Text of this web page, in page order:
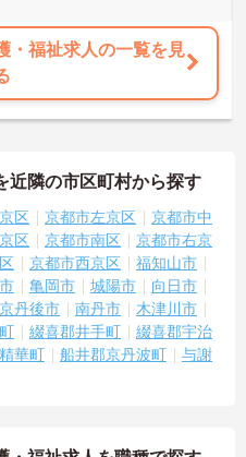
・福祉求人の一覧を見
近隣の市区町村から探す
区 京都市左京区
京都市中
区 京都市南区
京都市右京
京都市西京区
福知山市
亀岡市 城陽市
向日市
京丹後市 南丹市
木津川市
綴喜郡井手町
綴喜郡宇治
華町 船井郡京丹波町
与謝